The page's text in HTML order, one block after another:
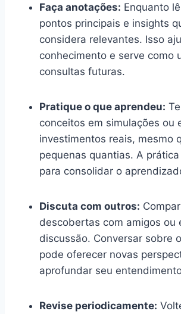
Faça anotações: Enquanto
pontos principais e insights
considera relevantes. Isso
conhecimento e serve como
consultas futuras.
Pratique o que aprendeu:
conceitos em simulações ou
investimentos reais, mesmo
pequenas quantias. A
para consolidar o
Discuta com outros:
descobertas com amigos ou
discussão. Conversar sobre
pode oferecer novas
aprofundar seu
Revise periodicamente: